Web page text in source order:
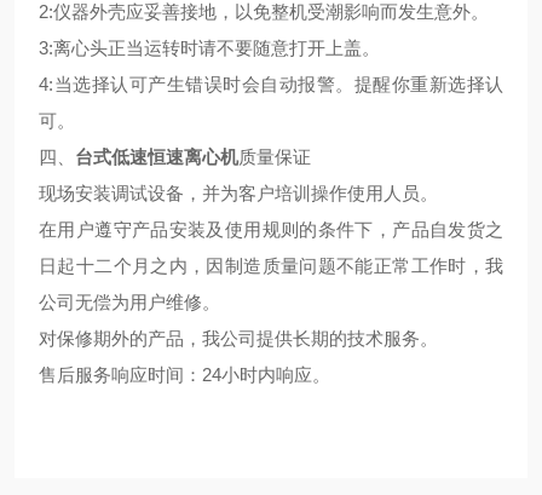
2:仪器外壳应妥善接地，以免整机受潮影响而发生意外。
3:离心头正当运转时请不要随意打开上盖。
4:当选择认可产生错误时会自动报警。提醒你重新选择认
可。
四、 台式低速恒速离心机质量保证
现场安装调试设备，并为客户培训操作使用人员。
在用户遵守产品安装及使用规则的条件下，产品自发货之
日起十二个月之内，因制造质量问题不能正常工作时，我
公司无偿为用户维修。
对保修期外的产品，我公司提供长期的技术服务。
售后服务响应时间：24小时内响应。